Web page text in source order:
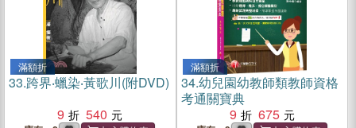
滿額折
33.跨界‧蠟染‧黃歌川(附DVD)
9
540
滿額折
34.幼兒園幼教師類教師資格
考通關寶典
9
675